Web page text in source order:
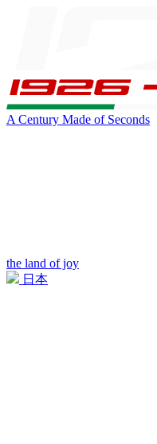
A Century Made of Seconds
the land of joy
日本